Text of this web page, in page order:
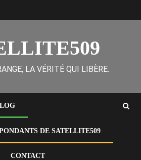
LA VÉRITÉ QUI LIBÈRE.
DE SATELLITE509
CONTACT
corruption José Rubén Zamora,
un tribunal avait ordonné sa libération